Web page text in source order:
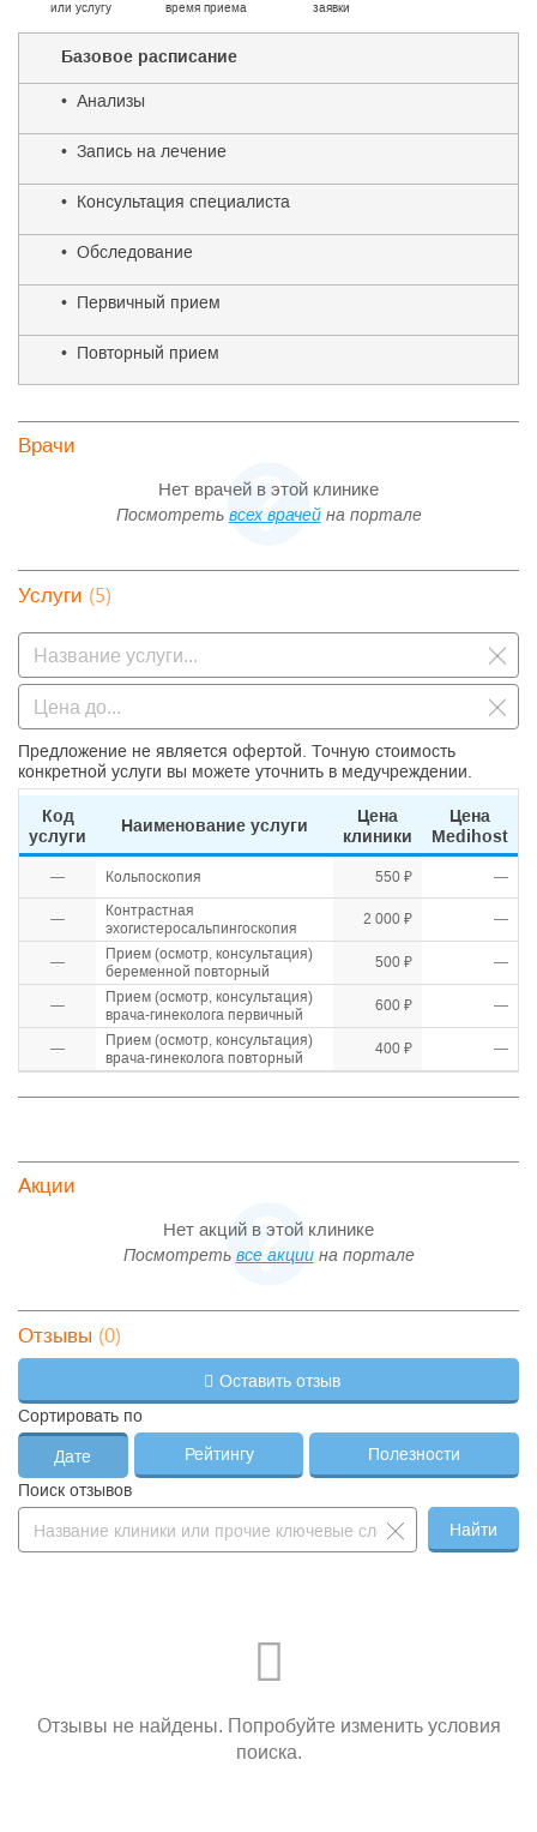
или услугу
время приема
заявки
Базовое расписание
• Анализы
• Запись на лечение
• Консультация специалиста
• Обследование
• Первичный прием
• Повторный прием
Врачи
Нет врачей в этой клинике
Посмотреть всех врачейна портале
Услуги (5)
Предложение не является офертой. Точную стоимость
конкретной услуги вы можете уточнить в медучреждении.
Код
услуги
Наименование услуги
Цена
клиники
Цена
Medihost
— Кольпоскопия 550 ₽ —
—
Контрастная
эхогистеросальпингоскопия
2 000 ₽ —
—
Прием (осмотр, консультация)
беременной повторный
500 ₽ —
—
Прием (осмотр, консультация)
врача-гинеколога первичный
600 ₽ —
—
Прием (осмотр, консультация)
врача-гинеколога повторный
400 ₽ —
Акции
Нет акций в этой клинике
Посмотреть все акциина портале
Отзывы (0)
Оставить отзыв
Сортировать по
Дате Рейтингу
Полезности
Поиск отзывов
Найти
Отзывы не найдены. Попробуйте изменить условия
поиска.